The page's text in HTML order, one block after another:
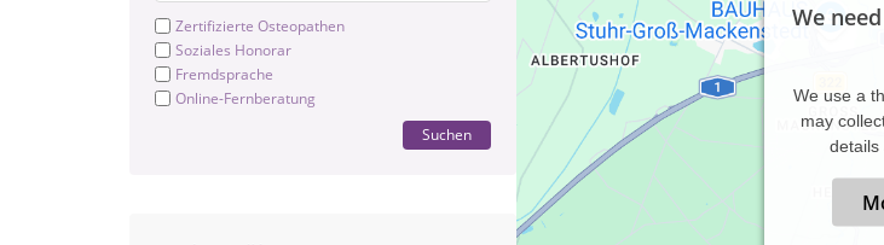
Zertifizierte Osteopathen
Soziales Honorar
Fremdsprache
Online-Fernberatung
Suchen
We
We use a
may
details